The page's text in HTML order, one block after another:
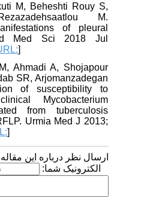
M, Beheshti Rouy S,
M.
of pleural
Med Sci 2018 Jul
URL:
M, Ahmadi A, Shojapour
SR, Arjomanzadegan
of susceptibility to
Mycobacterium
from tuberculosis
Urmia Med J 2013;
ارسال نظر درباره این مقاله
الکترونیک شما: